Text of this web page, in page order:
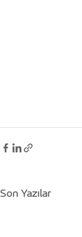
Son Yazılar